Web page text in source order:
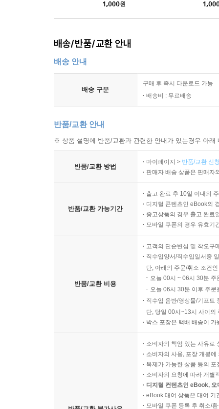
1,000원
배송/반품/교환 안내
배송 안내
배송 구분
구매 후 즉시 다운로드 가능
배송비 : 무료배송
반품/교환 안내
※ 상품 설명에 반품/교환과 관련한 안내가 있는경우 아
반품/교환 방법
마이페이지 > 반품/교환 신
판매자 배송 상품은 판매자
반품/교환 가능기간
출고 완료 후 10일 이내의
디지털 콘텐츠인 eBook의
중고상품의 경우 출고 완료
모바일 쿠폰의 경우 유효기
반품/교환 비용
고객의 단순변심 및 착오구
직수입양서/직수입일서중
단, 아래의 주문/취소 조건
오늘 00시 ~ 06시 30분
오늘 06시 30분 이후 주
직수입 음반/영상물/기프트
단, 당일 00시~13시 사이의
박스 포장은 택배 배송이
소비자의 책임 있는 사유로
소비자의 사용, 포장 개봉
복제가 가능한 상품 등의
소비자의 요청에 따라 개별
디지털 컨텐츠인 eBook,
eBook 대여 상품은 대여 기
모바일 쿠폰 등록 후 취소/